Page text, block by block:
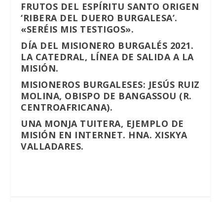
FRUTOS DEL ESPÍRITU SANTO ORIGEN
‘RIBERA DEL DUERO BURGALESA’.
«SERÉIS MIS TESTIGOS».
DÍA DEL MISIONERO BURGALÉS 2021.
LA CATEDRAL, LÍNEA DE SALIDA A LA
MISIÓN.
MISIONEROS BURGALESES: JESÚS RUIZ
MOLINA, OBISPO DE BANGASSOU (R.
CENTROAFRICANA).
UNA MONJA TUITERA, EJEMPLO DE
MISIÓN EN INTERNET. HNA. XISKYA
VALLADARES.